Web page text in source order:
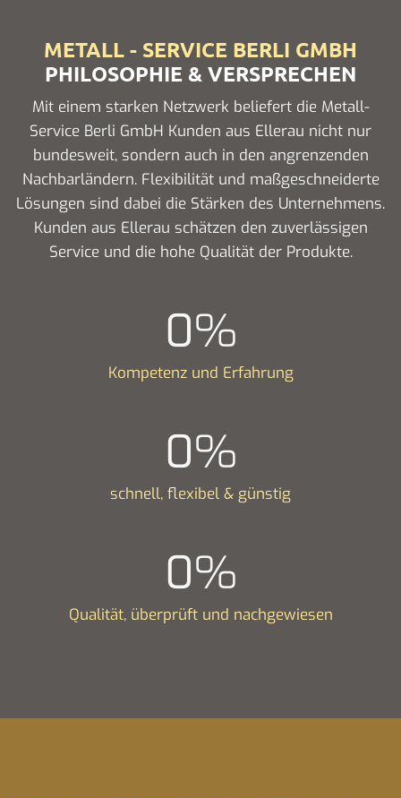
METALL - SERVICE BERLI GMBH
PHILOSOPHIE & VERSPRECHEN
Mit einem starken Netzwerk beliefert die Metall-
Service Berli GmbH Kunden aus Ellerau nicht nur
bundesweit, sondern auch in den angrenzenden
Nachbarländern. Flexibilität und maßgeschneiderte
Lösungen sind dabei die Stärken des Unternehmens.
Kunden aus Ellerau schätzen den zuverlässigen
Service und die hohe Qualität der Produkte.
0%
Kompetenz und Erfahrung
0%
schnell, flexibel & günstig
0%
Qualität, überprüft und nachgewiesen